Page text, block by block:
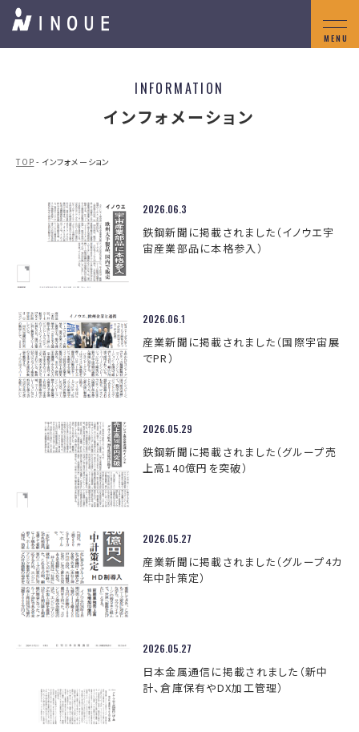
INFORMATION
インフォメーション
TOP - インフォメーション
2026.06.3
鉄鋼新聞に掲載されました（イノウエ宇
宙産業部品に本格参入）
2026.06.1
産業新聞に掲載されました（国際宇宙展
でPR）
2026.05.29
鉄鋼新聞に掲載されました（グループ売
上高140億円を突破）
2026.05.27
産業新聞に掲載されました（グループ4カ
年中計策定）
2026.05.27
日本金属通信に掲載されました（新中
計、倉庫保有やDX加工管理）